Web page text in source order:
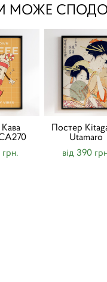
МОЖЕ
грн.
Постер
Utamaro
від 390